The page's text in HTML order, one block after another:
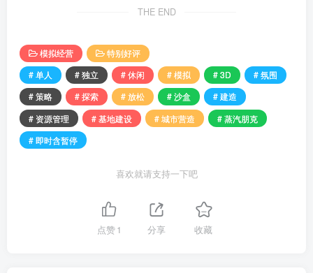
THE END
模拟经营
特别好评
# 单人
# 独立 # 休闲 # 模拟 # 3D
# 氛围
# 策略
# 探索 # 放松 # 沙盒
# 建造
# 资源管理
# 基地建设 # 城市营造
# 蒸汽朋克
# 即时含暂停
喜欢就请支持一下吧
点赞1 分享 收藏